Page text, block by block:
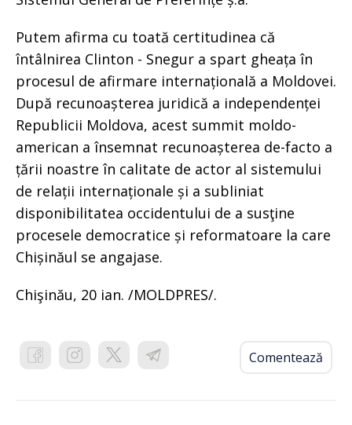
Putem afirma cu toată certitudinea că
întâlnirea Clinton - Snegur a spart gheața în
procesul de afirmare internațională a Moldovei.
După recunoașterea juridică a independenței
Republicii Moldova, acest summit moldo-
american a însemnat recunoașterea de-facto a
țării noastre în calitate de actor al sistemului
de relații internaționale și a subliniat
disponibilitatea occidentului de a susţine
procesele democratice și reformatoare la care
Chișinăul se angajase.
Chişinău, 20 ian. /MOLDPRES/.
Comentează